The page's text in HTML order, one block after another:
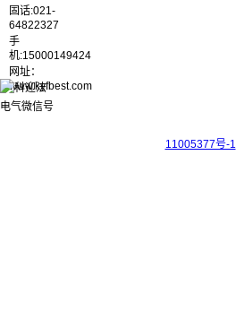
固话:021-
64822327
手
机:15000149424
网址：
www.kyfbest.com
11005377号-1